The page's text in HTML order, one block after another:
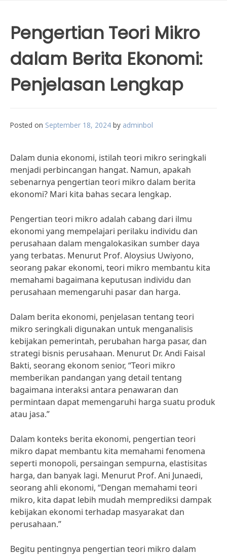
Pengertian Teori Mikro
dalam Berita Ekonomi:
Penjelasan Lengkap
Posted on September 18, 2024 by adminbol
Dalam dunia ekonomi, istilah teori mikro seringkali
menjadi perbincangan hangat. Namun, apakah
sebenarnya pengertian teori mikro dalam berita
ekonomi? Mari kita bahas secara lengkap.
Pengertian teori mikro adalah cabang dari ilmu
ekonomi yang mempelajari perilaku individu dan
perusahaan dalam mengalokasikan sumber daya
yang terbatas. Menurut Prof. Aloysius Uwiyono,
seorang pakar ekonomi, teori mikro membantu kita
memahami bagaimana keputusan individu dan
perusahaan memengaruhi pasar dan harga.
Dalam berita ekonomi, penjelasan tentang teori
mikro seringkali digunakan untuk menganalisis
kebijakan pemerintah, perubahan harga pasar, dan
strategi bisnis perusahaan. Menurut Dr. Andi Faisal
Bakti, seorang ekonom senior, “Teori mikro
memberikan pandangan yang detail tentang
bagaimana interaksi antara penawaran dan
permintaan dapat memengaruhi harga suatu produk
atau jasa.”
Dalam konteks berita ekonomi, pengertian teori
mikro dapat membantu kita memahami fenomena
seperti monopoli, persaingan sempurna, elastisitas
harga, dan banyak lagi. Menurut Prof. Ani Junaedi,
seorang ahli ekonomi, “Dengan memahami teori
mikro, kita dapat lebih mudah memprediksi dampak
kebijakan ekonomi terhadap masyarakat dan
perusahaan.”
Begitu pentingnya pengertian teori mikro dalam